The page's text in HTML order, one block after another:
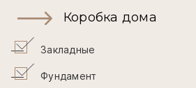
Коробка дома
Закладные
Фундамент